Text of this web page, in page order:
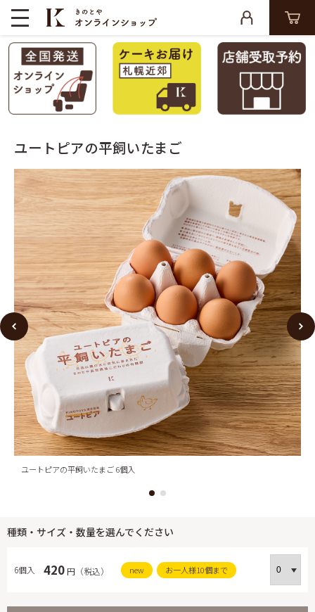
ユートピアの平飼いたまご
ユートピアの平飼いたまご 6個入
種類・サイズ・数量を選んでください
6個入 420円（税込） new お一人様10個まで